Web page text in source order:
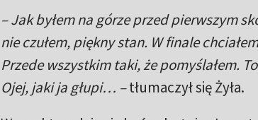
– Jak byłem na górze przed pierwszym
nie czułem, piękny stan. W finale
Przede wszystkim taki, że pomyślałem.
Ojej, jaki ja głupi… –tłumaczył się Żyła.